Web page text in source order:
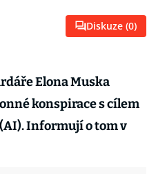
Diskuze (0)
Elona Muska
konspirace s cílem
Informují o tom v